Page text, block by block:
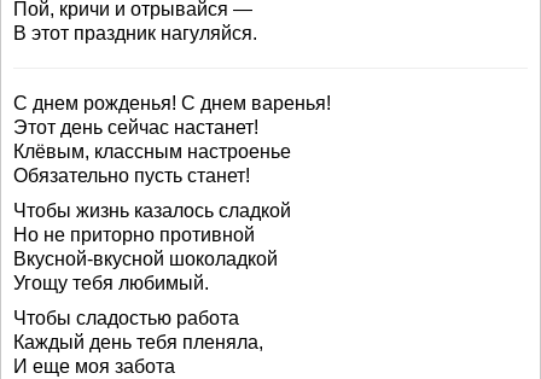
Пой, кричи и отрывайся —
В этот праздник нагуляйся.
C днем рожденья! С днем варенья!
Этот день сейчас настанет!
Клёвым, классным настроенье
Обязательно пусть станет!
Чтобы жизнь казалось сладкой
Но не приторно противной
Вкусной-вкусной шоколадкой
Угощу тебя любимый.
Чтобы сладостью работа
Каждый день тебя пленяла,
И еще моя забота